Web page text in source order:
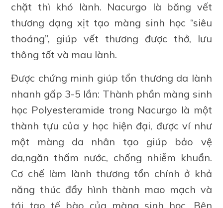
chặt thì khó lành. Nacurgo là băng vết
thương dạng xịt tạo màng sinh học “siêu
thoáng”, giúp vết thương được thở, lưu
thông tốt và mau lành.
Được chứng minh giúp tổn thương da lành
nhanh gấp 3-5 lần: Thành phần màng sinh
học Polyesteramide trong Nacurgo là một
thành tựu của y học hiện đại, được ví như
một màng da nhân tạo giúp bảo vệ
da,ngăn thấm nước, chống nhiễm khuẩn.
Cơ chế làm lành thương tổn chính ở khả
năng thúc đẩy hình thành mao mạch và
tái tạo tế bào của màng sinh học. Bên